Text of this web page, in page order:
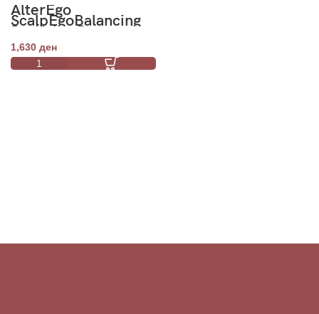
AlterEgo
ScalpEgoBalancing
Purifying Pre-
Shampoo 150ml
1,630 ден